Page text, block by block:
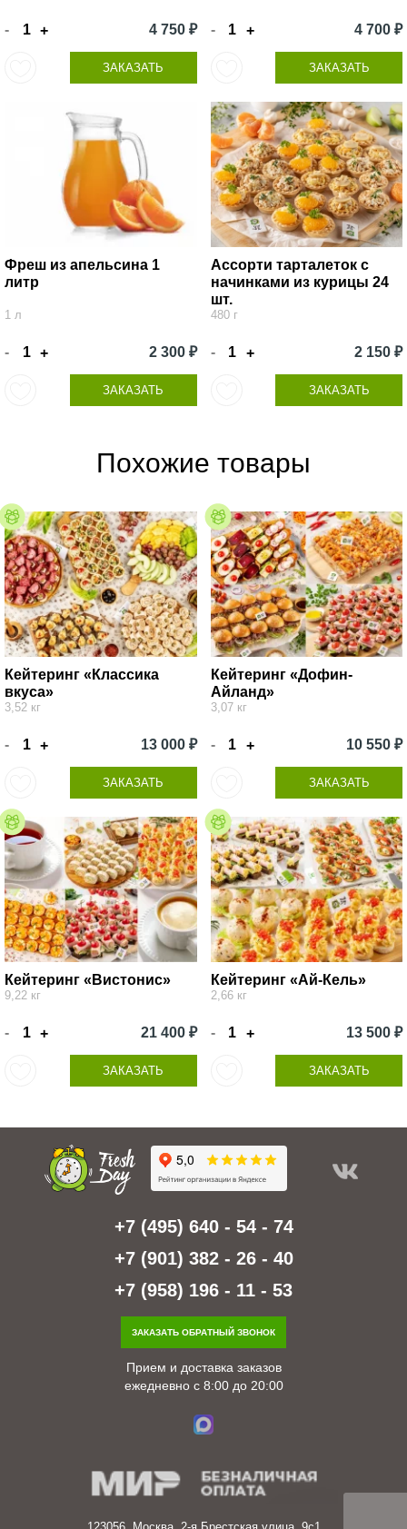
- + 4 750 ₽
ЗАКАЗАТЬ
- + 4 700 ₽
ЗАКАЗАТЬ
Фреш из апельсина 1
литр
1 л
- + 2 300 ₽
ЗАКАЗАТЬ
Ассорти тарталеток с
начинками из курицы 24
шт.
480 г
- + 2 150 ₽
ЗАКАЗАТЬ
Похожие товары
Кейтеринг «Классика
вкуса»
3,52 кг
- + 13 000 ₽
ЗАКАЗАТЬ
Кейтеринг «Дофин-
Айланд»
3,07 кг
- + 10 550 ₽
ЗАКАЗАТЬ
Кейтеринг «Вистонис»
9,22 кг
- + 21 400 ₽
ЗАКАЗАТЬ
Кейтеринг «Ай-Кель»
2,66 кг
- + 13 500 ₽
ЗАКАЗАТЬ
+7 (495) 640 - 54 - 74
+7 (901) 382 - 26 - 40
+7 (958) 196 - 11 - 53
ЗАКАЗАТЬ ОБРАТНЫЙ ЗВОНОК
Прием и доставка заказов
ежедневно с 8:00 до 20:00